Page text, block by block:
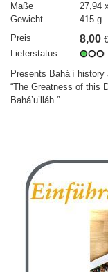
Maße
27,94
Gewicht
415 g
Preis
8,00 €
Lieferstatus
Presents Bahá’í
“The Greatness of this
Bahá’u’lláh.”